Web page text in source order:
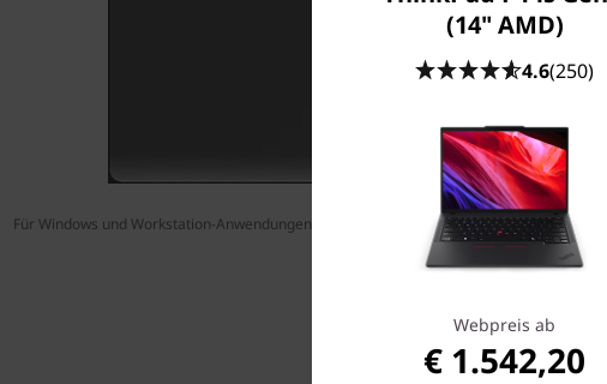
Für Windows und Workstation-Anwendungen optimierte, spritzwassergeschützte
(14" AMD)
4.6(250)
Webpreis ab
€ 1.542,20